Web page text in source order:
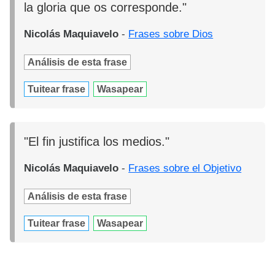
la gloria que os corresponde."
Nicolás Maquiavelo - Frases sobre Dios
Análisis de esta frase
Tuitear frase Wasapear
"El fin justifica los medios."
Nicolás Maquiavelo - Frases sobre el Objetivo
Análisis de esta frase
Tuitear frase Wasapear